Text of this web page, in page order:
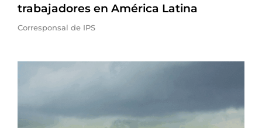
trabajadores en América Latina
Corresponsal de IPS